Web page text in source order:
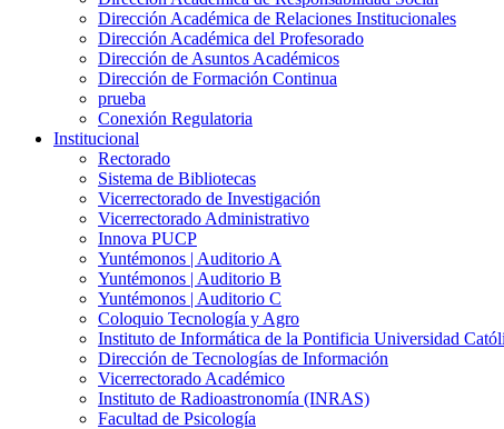
Dirección Académica de Relaciones Institucionales
Dirección Académica del Profesorado
Dirección de Asuntos Académicos
Dirección de Formación Continua
prueba
Conexión Regulatoria
Institucional
Rectorado
Sistema de Bibliotecas
Vicerrectorado de Investigación
Vicerrectorado Administrativo
Innova PUCP
Yuntémonos | Auditorio A
Yuntémonos | Auditorio B
Yuntémonos | Auditorio C
Coloquio Tecnología y Agro
Instituto de Informática de la Pontificia Universidad
Dirección de Tecnologías de Información
Vicerrectorado Académico
Instituto de Radioastronomía (INRAS)
Facultad de Psicología